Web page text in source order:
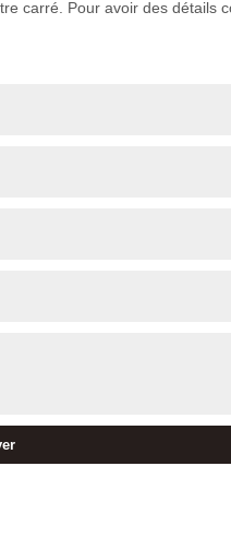
carré. Pour avoir des détails